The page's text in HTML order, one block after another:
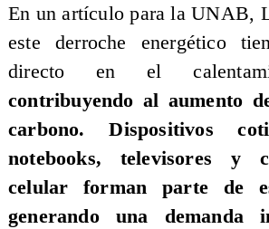
En un artículo para la UNAB,
este derroche energético
directo en el
contribuyendo al aumento
carbono. Dispositivos
notebooks, televisores y
celular forman parte de
generando una demanda